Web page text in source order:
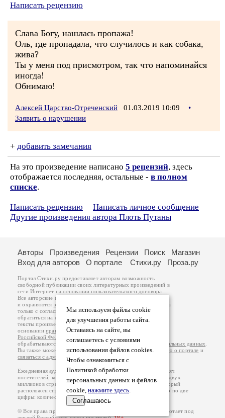
Написать рецензию
Слава Богу, нашлась пропажа!
Оль, где пропадала, что случилось и как собака,
жива?
Ты у меня под присмотром, так что напоминайся
иногда!
Обнимаю!
Алексей Царство-Отреченский 01.03.2019 10:09
•
Заявить о нарушении
+ добавить замечания
На это произведение написано 5 рецензий, здесь
отображается последняя, остальные - в полном
списке.
Написать рецензию
Написать личное сообщение
Другие произведения автора Плоть Путаны
Мы используем файлы cookie
для улучшения работы сайта.
Оставаясь на сайте, вы
соглашаетесь с условиями
использования файлов cookies.
Чтобы ознакомиться с
Политикой обработки
персональных данных и файлов
cookie, нажмите здесь.
Соглашаюсь
Авторы Произведения Рецензии Поиск
Магазин
Вход для авторов
О портале Стихи.ру Проза.ру
Портал Стихи.ру предоставляет авторам возможность
свободной публикации своих литературных произведений в
сети Интернет на основаниипользовательского договора
Все авторские права на произведения принадлежат авторам
и охраняются законом
. Перепечатка произведений возможна
только с согласия его автора, к которому вы можете
обратиться на его авторской странице. Ответственность за
тексты произведений авторы несут самостоятельно на
основанииправил публикацииизаконодательства
Российской Федерации
обрабатываются на основанииПолитики обработки персональных данных
Вы также можете посмотреть более подробнуюинформацию о портале и
связаться с администрацией
Ежедневная аудитория портала Стихи.ру – порядка 200 тысяч
посетителей, которые в общей сумме просматривают более двух
миллионов страниц по данным счетчика посещаемости, который
расположен справа от этого текста. В каждой графе указано по две
цифры: количество просмотров и количество посетителей.
© Все права принадлежат авторам, 2000-2026. Портал работает под